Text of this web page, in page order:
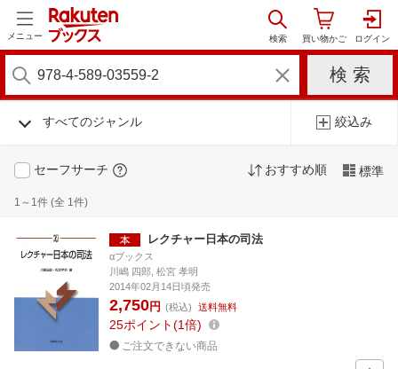
メニュー
すべてのジャンル 絞込み
セーフサーチ おすすめ順 標準
1～1件 (全 1件)
レクチャー日本の司法
αブックス
川嶋 四郎, 松宮 孝明
2014年02月14日頃発売
2,750円 (税込) 送料無料
25ポイント 1倍
ご注文できない商品